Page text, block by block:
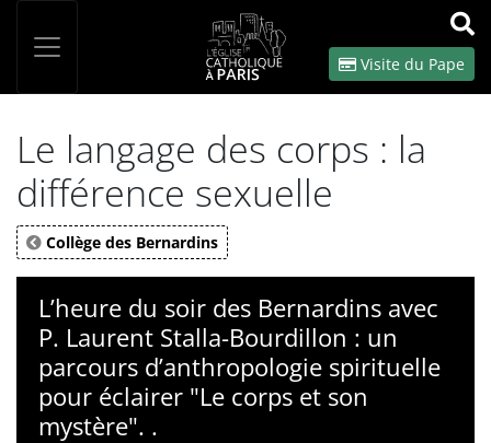
OK
Visite du Pape
Le langage des corps : la
différence sexuelle
Collège des Bernardins
L’heure du soir des Bernardins avec
P. Laurent Stalla-Bourdillon : un
parcours d’anthropologie spirituelle
pour éclairer "Le corps et son
mystère". .
Panneau de gestion des cookies